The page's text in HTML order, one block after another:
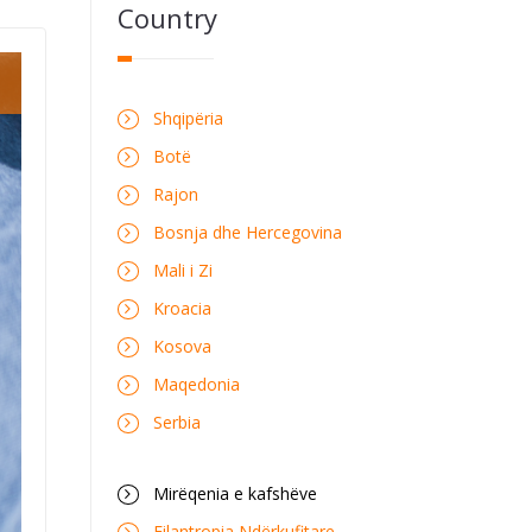
Country
Shqipëria
Botë
Rajon
Bosnja dhe Hercegovina
Mali i Zi
Kroacia
Kosova
Maqedonia
Serbia
Mirëqenia e kafshëve